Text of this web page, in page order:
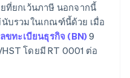
ที่ยกเว้นภาษี นอกจากนี้
บรวมในเกณฑ์นี้ด้วย เมื่อ
ลขทะเบียนธุรกิจ (BN)9
โดยมี RT 0001 ต่อ